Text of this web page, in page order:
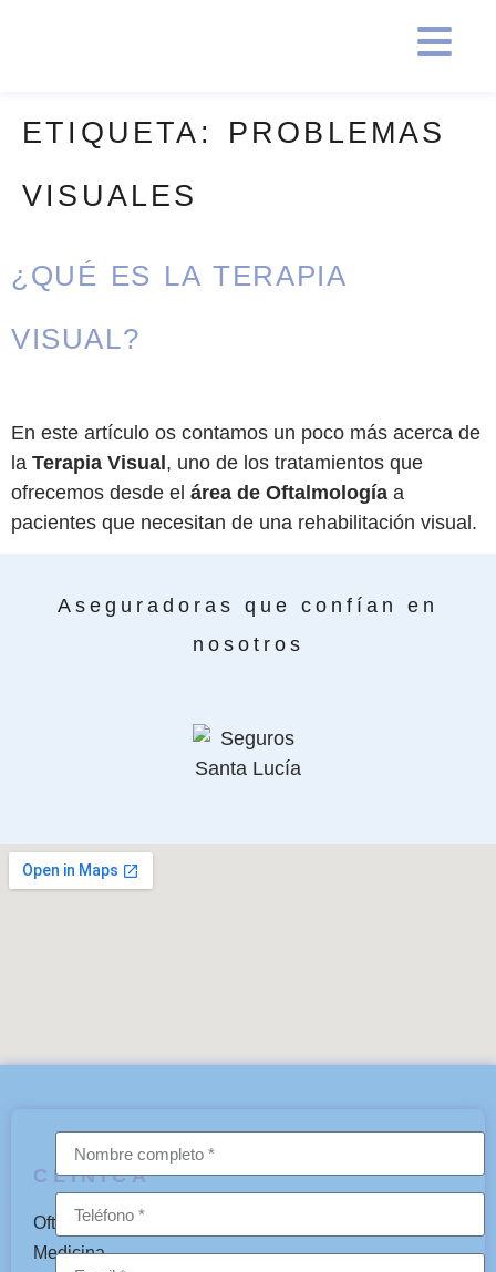
ETIQUETA: PROBLEMAS
VISUALES
¿QUÉ ES LA TERAPIA
VISUAL?
En este artículo os contamos un poco más acerca de
la Terapia Visual , uno de los tratamientos que
ofrecemos desde el área de Oftalmología a
pacientes que necesitan de una rehabilitación visual.
Aseguradoras que confían en
nosotros
CLÍNICA
Oftalmología,
Medicina